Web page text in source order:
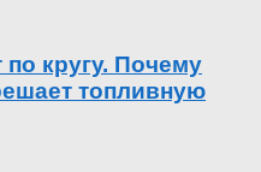
кругу. Почему
топливную